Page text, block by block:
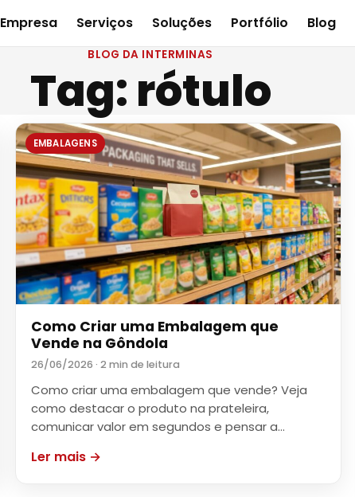
Empresa Serviços Soluções Portfólio Blog
BLOG DA INTERMINAS
Tag:rótulo
EMBALAGENS
Como Criar uma Embalagem que
Vende na Gôndola
26/06/2026 · 2 min de leitura
Como criar uma embalagem que vende? Veja
como destacar o produto na prateleira,
comunicar valor em segundos e pensar a…
Ler mais →